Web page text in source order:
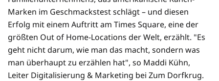
Marken im Geschmackstest schlägt – und diesen
Erfolg mit einem Auftritt am Times Square, eine der
größten Out of Home-Locations der Welt, erzählt. "Es
geht nicht darum, wie man das macht, sondern was
man überhaupt zu erzählen hat", so Maddi Kühn,
Leiter Digitalisierung & Marketing bei Zum Dorfkrug.